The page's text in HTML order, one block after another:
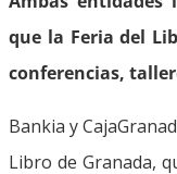
que la Feria del
conferencias,
Bankia y
Libro de Granada,